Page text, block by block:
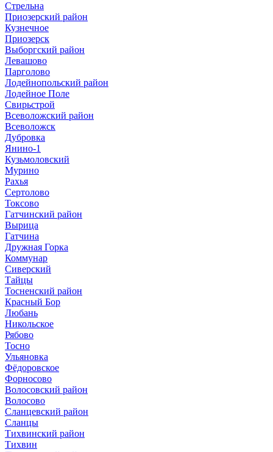
Стрельна
Приозерский район
Кузнечное
Приозерск
Выборгский район
Левашово
Парголово
Лодейнопольский район
Лодейное Поле
Свирьстрой
Всеволожский район
Всеволожск
Дубровка
Янино-1
Кузьмоловский
Мурино
Рахья
Сертолово
Токсово
Гатчинский район
Вырица
Гатчина
Дружная Горка
Коммунар
Сиверский
Тайцы
Тосненский район
Красный Бор
Любань
Никольское
Рябово
Тосно
Ульяновка
Фёдоровское
Форносово
Волосовский район
Волосово
Сланцевский район
Сланцы
Тихвинский район
Тихвин